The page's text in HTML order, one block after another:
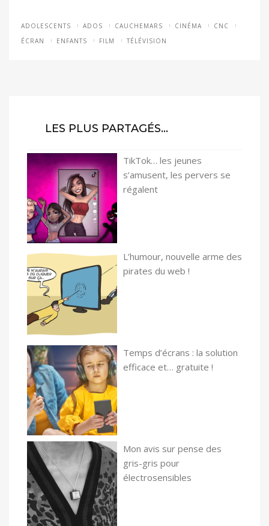
ADOLESCENTS ADOS CAUCHEMARS CINÉMA
CNC
ÉCRAN
ENFANTS FILM TÉLÉVISION
LES PLUS PARTAGÉS…
TikTok… les jeunes
s’amusent, les pervers se
régalent
L’humour, nouvelle arme des
pirates du web !
Temps d’écrans : la solution
efficace et… gratuite !
Mon avis sur pense des
gris-gris pour
électrosensibles